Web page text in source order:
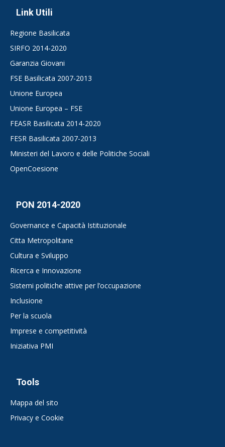
Link Utili
Regione Basilicata
SIRFO 2014-2020
Garanzia Giovani
FSE Basilicata 2007-2013
Unione Europea
Unione Europea – FSE
FEASR Basilicata 2014-2020
FESR Basilicata 2007-2013
Ministeri del Lavoro e delle Politiche Sociali
OpenCoesione
PON 2014-2020
Governance e Capacità Istituzionale
Citta Metropolitane
Cultura e Sviluppo
Ricerca e Innovazione
Sistemi politiche attive per l’occupazione
Inclusione
Per la scuola
Imprese e competitività
Iniziativa PMI
Tools
Mappa del sito
Privacy e Cookie